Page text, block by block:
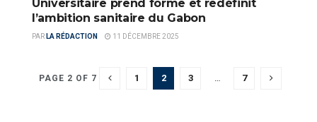
Universitaire prend forme et redéfinit
l’ambition sanitaire du Gabon
PAR LA RÉDACTION 11 DÉCEMBRE 2025
PAGE 2 OF 7 1 2 3 7